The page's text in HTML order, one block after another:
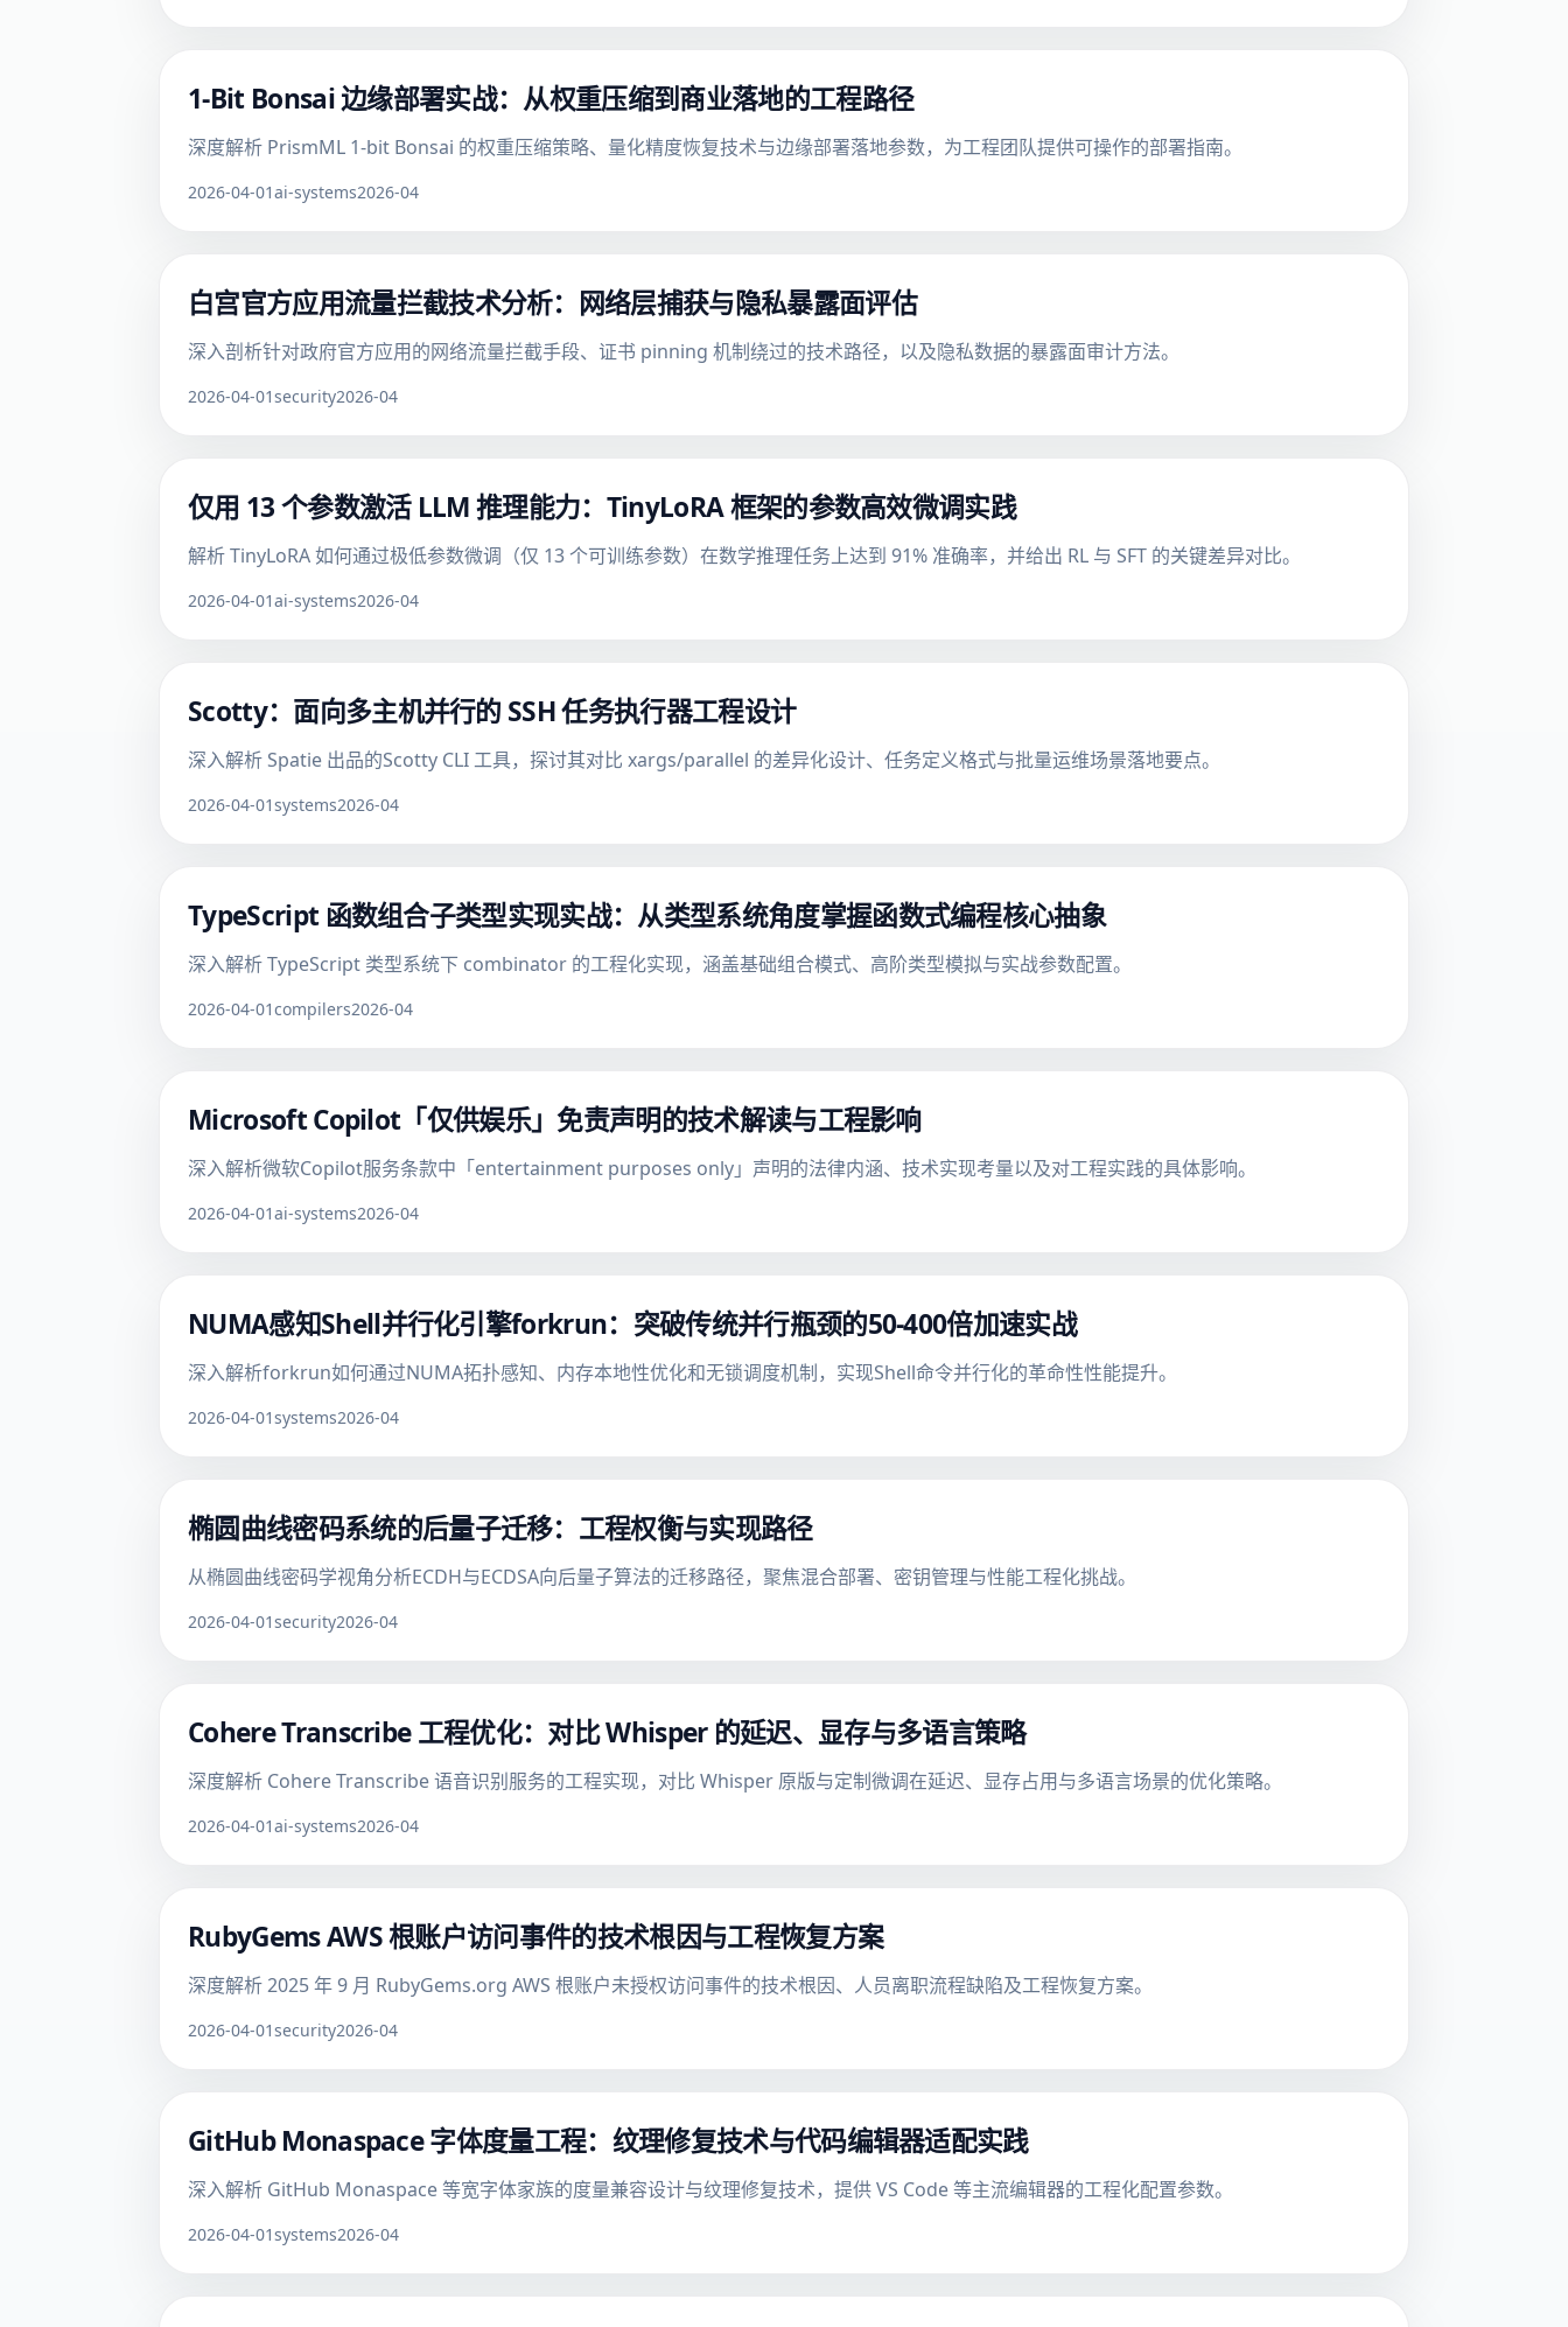
1-Bit Bonsai 边缘部署实战：从权重压缩到商业落地的工程路径
深度解析 PrismML 1-bit Bonsai 的权重压缩策略、量化精度恢复技术与边缘部署落地参数，为工程团队提供可操作的部署指南。
2026-04-01ai-systems2026-04
白宫官方应用流量拦截技术分析：网络层捕获与隐私暴露面评估
深入剖析针对政府官方应用的网络流量拦截手段、证书 pinning 机制绕过的技术路径，以及隐私数据的暴露面审计方法。
2026-04-01security2026-04
仅用 13 个参数激活 LLM 推理能力：TinyLoRA 框架的参数高效微调实践
解析 TinyLoRA 如何通过极低参数微调（仅 13 个可训练参数）在数学推理任务上达到 91% 准确率，并给出 RL 与 SFT 的关键差异对比。
2026-04-01ai-systems2026-04
Scotty：面向多主机并行的 SSH 任务执行器工程设计
深入解析 Spatie 出品的Scotty CLI 工具，探讨其对比 xargs/parallel 的差异化设计、任务定义格式与批量运维场景落地要点。
2026-04-01systems2026-04
TypeScript 函数组合子类型实现实战：从类型系统角度掌握函数式编程核心抽象
深入解析 TypeScript 类型系统下 combinator 的工程化实现，涵盖基础组合模式、高阶类型模拟与实战参数配置。
2026-04-01compilers2026-04
Microsoft Copilot「仅供娱乐」免责声明的技术解读与工程影响
深入解析微软Copilot服务条款中「entertainment purposes only」声明的法律内涵、技术实现考量以及对工程实践的具体影响。
2026-04-01ai-systems2026-04
NUMA感知Shell并行化引擎forkrun：突破传统并行瓶颈的50-400倍加速实战
深入解析forkrun如何通过NUMA拓扑感知、内存本地性优化和无锁调度机制，实现Shell命令并行化的革命性性能提升。
2026-04-01systems2026-04
椭圆曲线密码系统的后量子迁移：工程权衡与实现路径
从椭圆曲线密码学视角分析ECDH与ECDSA向后量子算法的迁移路径，聚焦混合部署、密钥管理与性能工程化挑战。
2026-04-01security2026-04
Cohere Transcribe 工程优化：对比 Whisper 的延迟、显存与多语言策略
深度解析 Cohere Transcribe 语音识别服务的工程实现，对比 Whisper 原版与定制微调在延迟、显存占用与多语言场景的优化策略。
2026-04-01ai-systems2026-04
RubyGems AWS 根账户访问事件的技术根因与工程恢复方案
深度解析 2025 年 9 月 RubyGems.org AWS 根账户未授权访问事件的技术根因、人员离职流程缺陷及工程恢复方案。
2026-04-01security2026-04
GitHub Monaspace 字体度量工程：纹理修复技术与代码编辑器适配实践
深入解析 GitHub Monaspace 等宽字体家族的度量兼容设计与纹理修复技术，提供 VS Code 等主流编辑器的工程化配置参数。
2026-04-01systems2026-04